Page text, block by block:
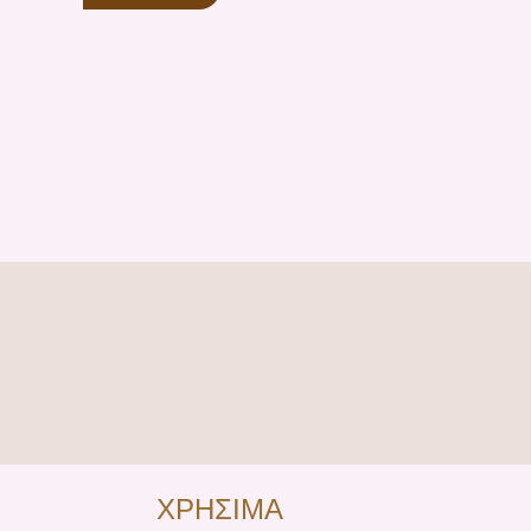
ΧΡΗΣΙΜΑ